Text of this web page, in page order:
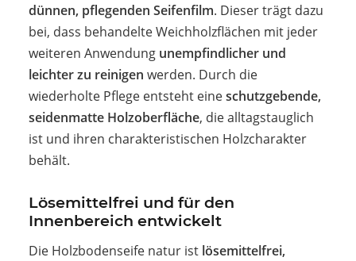
dünnen, pflegenden Seifenfilm. Dieser trägt dazu
bei, dass behandelte Weichholzflächen mit jeder
weiteren Anwendung unempfindlicher und
leichter zu reinigen werden. Durch die
wiederholte Pflege entsteht eineschutzgebende,
seidenmatte Holzoberfläche, die alltagstauglich
ist und ihren charakteristischen Holzcharakter
behält.
Lösemittelfrei und für den
Innenbereich entwickelt
Die Holzbodenseife natur ist lösemittelfrei,